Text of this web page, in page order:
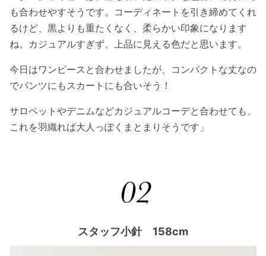
も合わせやすそうです。コーディネートを引き締めてくれ
るけど、黒よりも重たくなく、柔らかい印象になります
ね。カジュアルすぎず、上品に見える色だと思います。
今日はワンピースと合わせましたが、コンパクトな丈なの
でパンツにもスカートにも合いそう！
サロペットやデニムなどカジュアルコーデと合わせても、
これを羽織れば大人っぽくまとまりそうです」
スタッフ小針 158cm